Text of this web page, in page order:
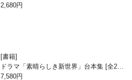
号
2,680円
書籍
ドラマ「素晴らしき新世界」台本集 [全2
巻/ブックケースエディション]
7,580円